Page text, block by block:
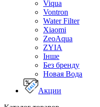
Viqua
Vontron
Water Filter
Xiaomi
ZeoAqua
ZYIA
Інше
Без бренду
Новая Вода
Акции